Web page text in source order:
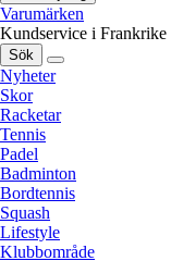
Varumärken
Kundservice i Frankrike
Sök
Nyheter
Skor
Racketar
Tennis
Padel
Badminton
Bordtennis
Squash
Lifestyle
Klubbområde